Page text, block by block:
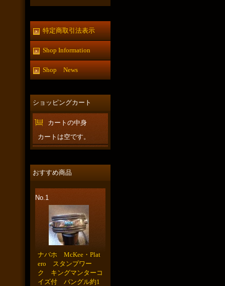
特定商取引法表示
Shop Information
Shop News
ショッピングカート
カートの中身
カートは空です。
おすすめ商品
No.1
ナバホ McKee・Plat
ero スタンプワー
ク キングマンターコ
イズ付 バングル約1